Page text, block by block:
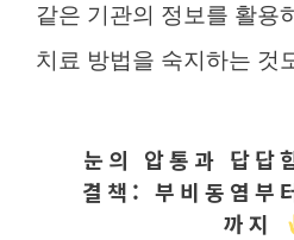
같은 기관의 정보를 활용
치료 방법을 숙지하는 것
눈의 압통과 답답
결책: 부비동염부
까지